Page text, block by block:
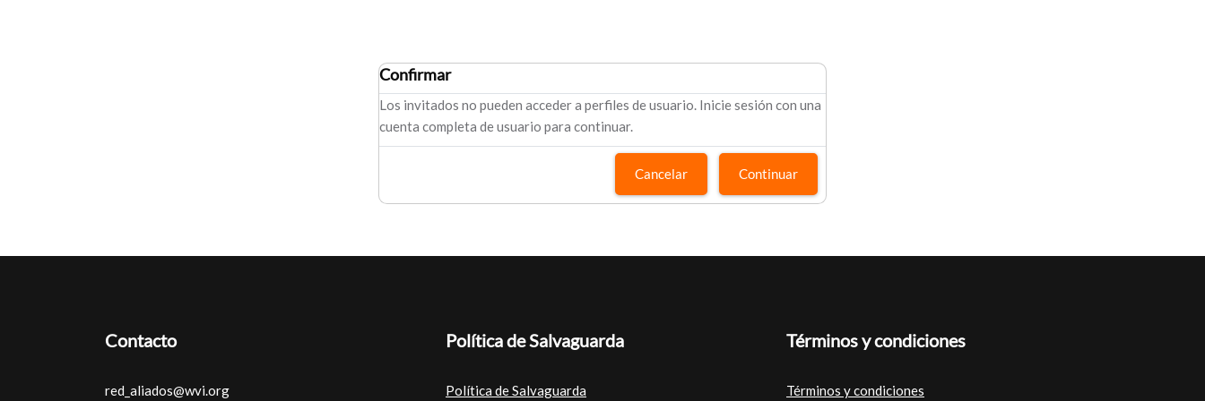
Confirmar
Los invitados no pueden acceder a perfiles de usuario. Inicie sesión con una
cuenta completa de usuario para continuar.
Cancelar Continuar
Contacto
red_aliados@wvi.org
Política de Salvaguarda
Política de Salvaguarda
Términos y condiciones
Términos y condiciones